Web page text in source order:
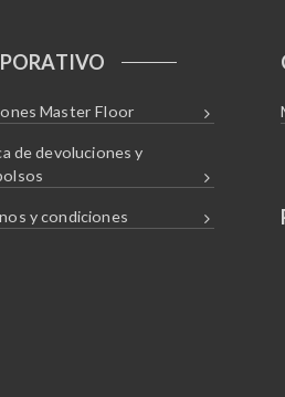
Master Floor
de devoluciones y
y condiciones